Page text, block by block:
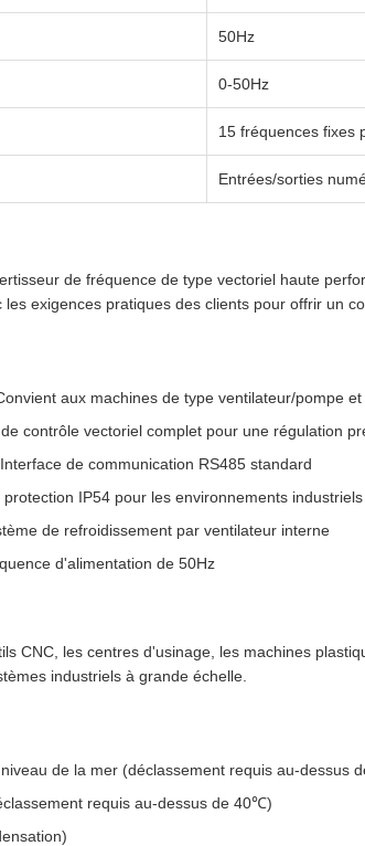
50Hz
0-50Hz
15 fréquences fixes
Entrées/sorties
de fréquence de type vectoriel haute
exigences pratiques des clients pour offrir un
aux machines de type ventilateur/pompe
contrôle vectoriel complet pour une régulation
Interface de communication RS485 standard
protection IP54 pour les environnements industriels
de refroidissement par ventilateur interne
d'alimentation de 50Hz
CNC, les centres d'usinage, les machines
industriels à grande échelle.
de la mer (déclassement requis au-dessus
requis au-dessus de 40℃)